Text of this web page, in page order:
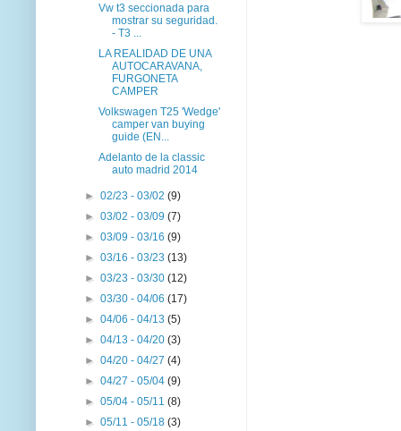
Vw t3 seccionada para
mostrar su seguridad.
- T3 ...
LA REALIDAD DE UNA
AUTOCARAVANA,
FURGONETA
CAMPER
Volkswagen T25 'Wedge'
camper van buying
guide (EN...
Adelanto de la classic
auto madrid 2014
►02/23 - 03/02(9)
►03/02 - 03/09(7)
►03/09 - 03/16(9)
►03/16 - 03/23(13)
►03/23 - 03/30(12)
►03/30 - 04/06(17)
►04/06 - 04/13(5)
►04/13 - 04/20(3)
►04/20 - 04/27(4)
►04/27 - 05/04(9)
►05/04 - 05/11(8)
►05/11 - 05/18(3)